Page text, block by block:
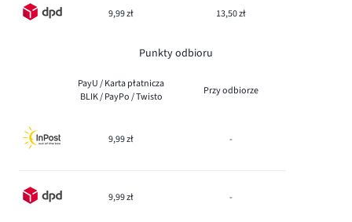
9,99 zł 13,50 zł
Punkty odbioru
PayU / Karta płatnicza
BLIK / PayPo / Twisto
Przy odbiorze
9,99 zł -
9,99 zł -